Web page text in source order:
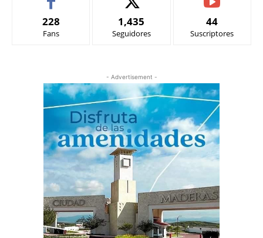
228
Fans
1,435
Seguidores
44
Suscriptores
- Advertisement -